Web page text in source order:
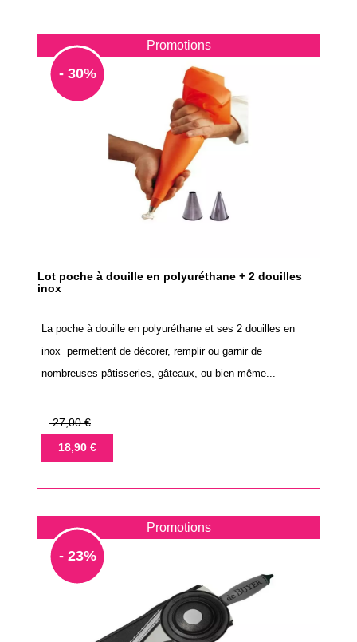
Promotions
- 30%
Lot poche à douille en polyuréthane + 2 douilles
inox
La poche à douille en polyuréthane et ses 2 douilles en
inox permettent de décorer, remplir ou garnir de
nombreuses pâtisseries, gâteaux, ou bien même...
Prix
base
27,00 €
Prix18,90 €
Promotions
- 23%